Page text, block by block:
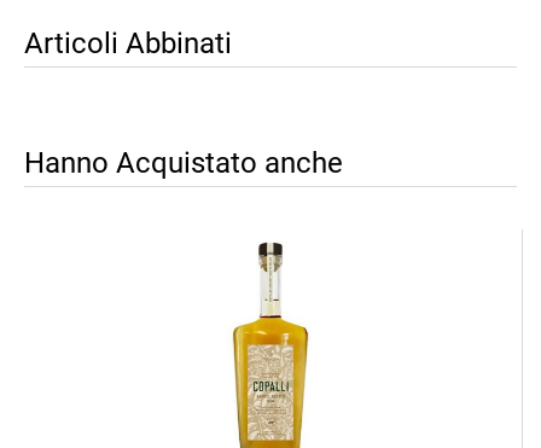
Articoli Abbinati
Hanno Acquistato anche